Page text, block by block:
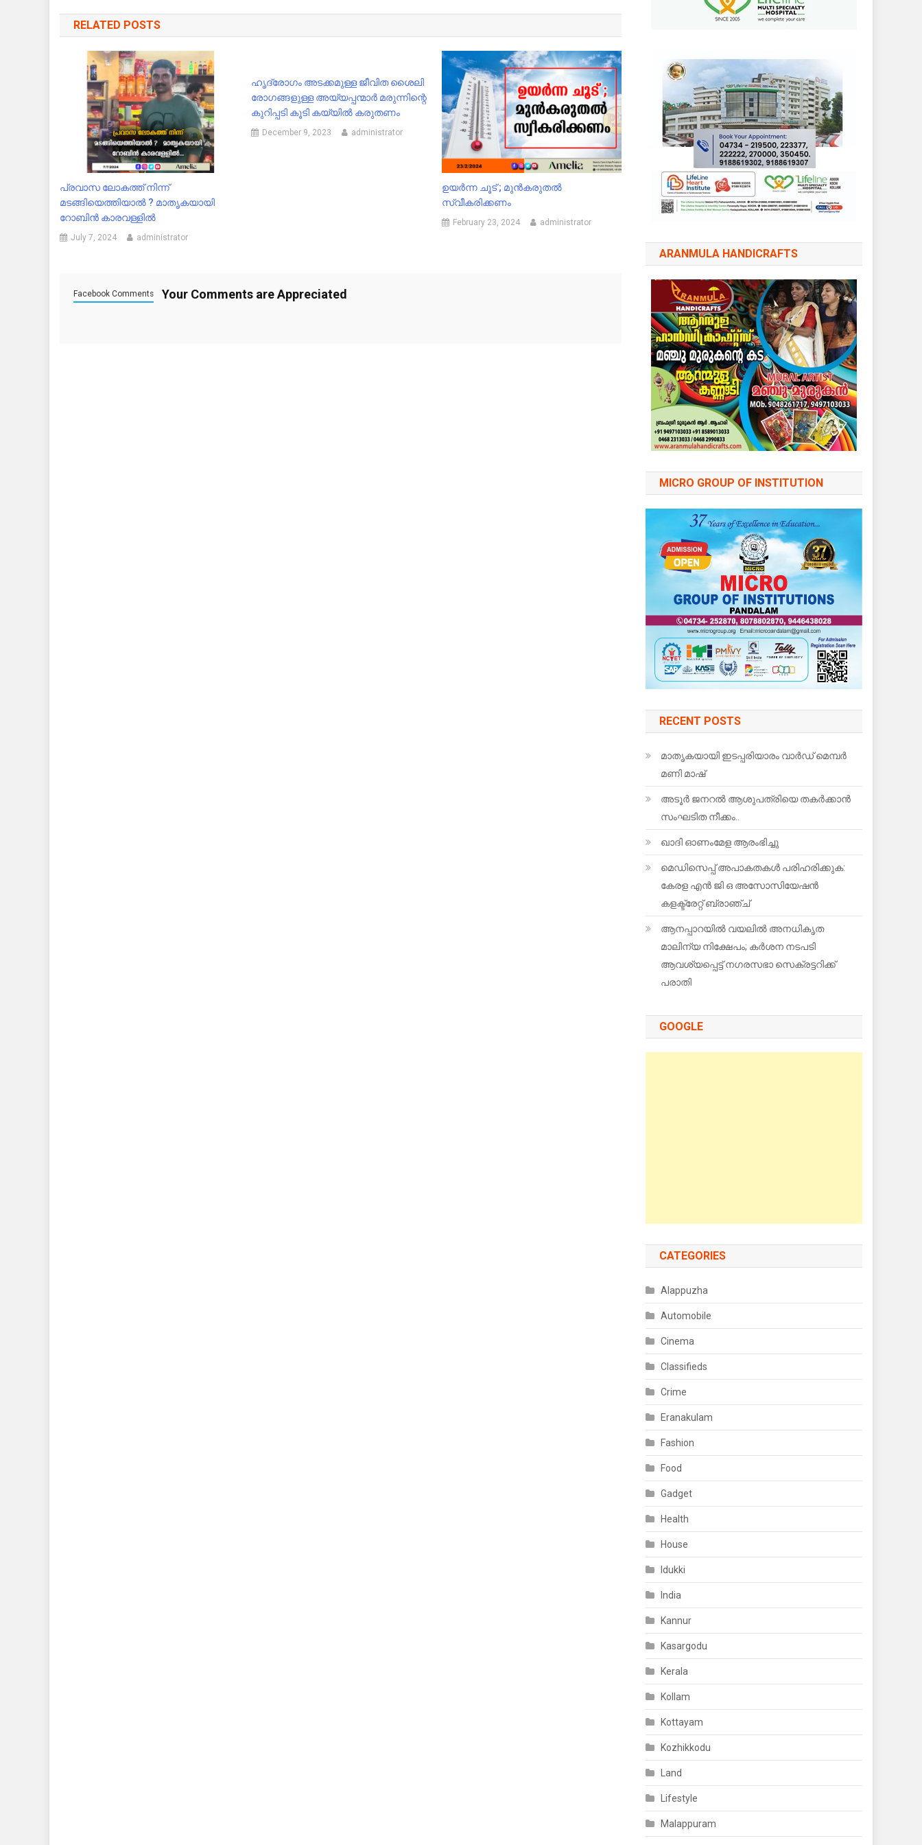
navigation
RELATED POSTS
പ്രവാസ ലോകത്ത് നിന്ന്
മടങ്ങിയെത്തിയാൽ ? മാതൃകയായി
റോബിൻ കാരവള്ളിൽ
July 7, 2024 administrator
ഹൃദ്രോഗം അടക്കമുള്ള ജീവിത ശൈലി
രോഗങ്ങളുള്ള അയ്യപ്പന്മാർ മരുന്നിന്റെ
കുറിപ്പടി കൂടി കയ്യിൽ കരുതണം
December 9, 2023 administrator
ഉയർന്ന ചൂട് ; മുൻകരുതൽ
സ്വീകരിക്കണം
February 23, 2024 administrator
Your Comments are Appreciated
Facebook Comments
ARANMULA HANDICRAFTS
MICRO GROUP OF INSTITUTION
RECENT POSTS
മാതൃകയായി ഇടപ്പരിയാരം വാർഡ് മെമ്പർ
മണി മാഷ്
അടൂർ ജനറൽ ആശുപത്രിയെ തകർക്കാൻ
സംഘടിത നീക്കം..
ഖാദി ഓണംമേള ആരംഭിച്ചു
മെഡിസെപ്പ് അപാകതകൾ പരിഹരിക്കുക:
കേരള എൻ ജി ഒ അസോസിയേഷൻ
കളക്ട്രേറ്റ് ബ്രാഞ്ച്
ആനപ്പാറയിൽ വയലിൽ അനധികൃത
മാലിന്യ നിക്ഷേപം; കർശന നടപടി
ആവശ്യപ്പെട്ട് നഗരസഭാ സെക്രട്ടറിക്ക്
പരാതി
GOOGLE
CATEGORIES
Alappuzha
Automobile
Cinema
Classifieds
Crime
Eranakulam
Fashion
Food
Gadget
Health
House
Idukki
India
Kannur
Kasargodu
Kerala
Kollam
Kottayam
Kozhikkodu
Land
Lifestyle
Malappuram